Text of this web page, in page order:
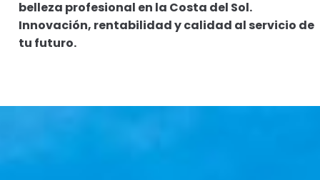
belleza profesional en la Costa del Sol.
Innovación, rentabilidad y calidad al servicio de
tu futuro.